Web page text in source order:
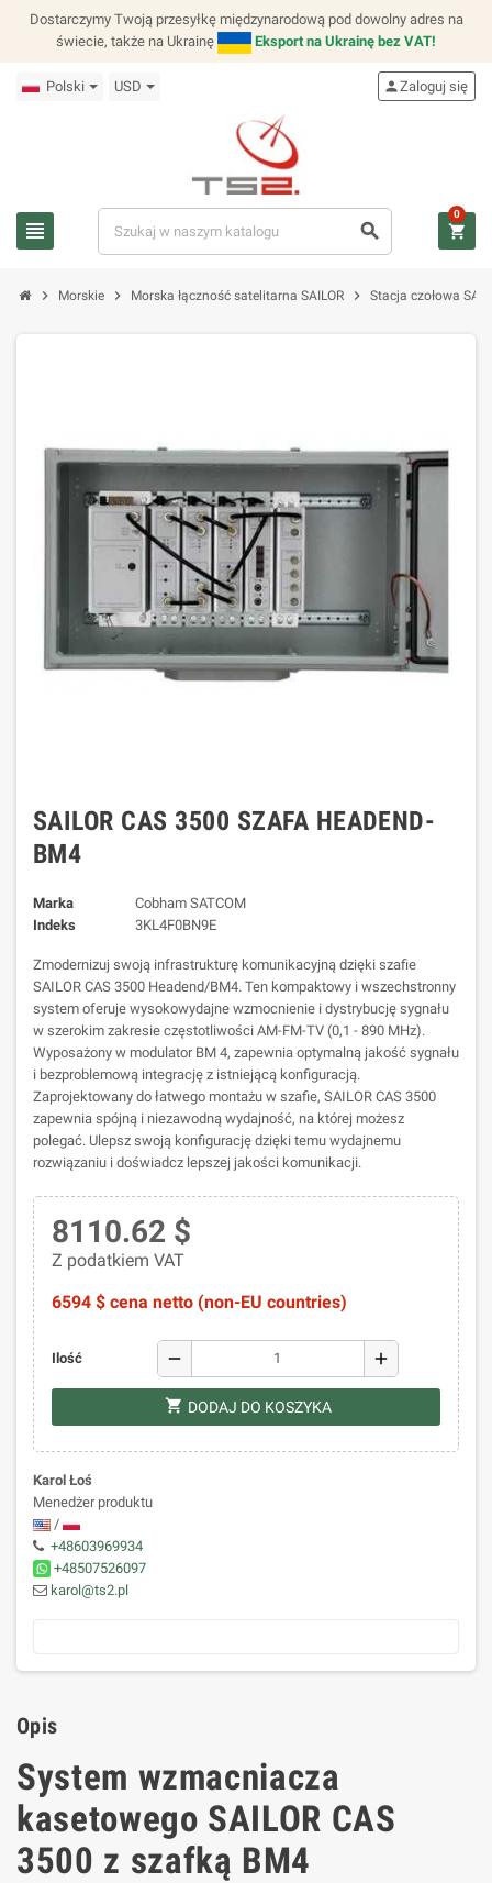
Dostarczymy Twoją przesyłkę międzynarodową pod dowolny adres na
świecie, także na Ukrainę
Eksport na Ukrainę bez VAT!
Polski USD
view_headline search
personZaloguj się
shopping_cart
0
chevron_right Morskie chevron_right Morska łączność satelitarna SAILOR chevron_right Stacja czołowa
SAILOR CAS 3500 SZAFA HEADEND-
BM4
Marka
Cobham SATCOM
Indeks
3KL4F0BN9E
Zmodernizuj swoją infrastrukturę komunikacyjną dzięki szafie
SAILOR CAS 3500 Headend/BM4. Ten kompaktowy i wszechstronny
system oferuje wysokowydajne wzmocnienie i dystrybucję sygnału
w szerokim zakresie częstotliwości AM-FM-TV (0,1 - 890 MHz).
Wyposażony w modulator BM 4, zapewnia optymalną jakość sygnału
i bezproblemową integrację z istniejącą konfiguracją.
Zaprojektowany do łatwego montażu w szafie, SAILOR CAS 3500
zapewnia spójną i niezawodną wydajność, na której możesz
polegać. Ulepsz swoją konfigurację dzięki temu wydajnemu
rozwiązaniu i doświadcz lepszej jakości komunikacji.
8110.62 $
Z podatkiem VAT
6594 $ cena netto (non-EU countries)
Ilość remove add
shopping_cart DODAJ DO KOSZYKA
Karol Łoś
Menedżer produktu
/
+48603969934
+48507526097
karol@ts2.pl
Opis
System wzmacniacza
kasetowego SAILOR CAS
3500 z szafką BM4